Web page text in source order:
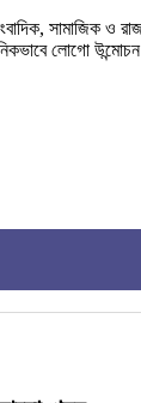
সামাজিক ও
লোগো